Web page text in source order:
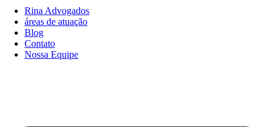
Rina Advogados
áreas de atuação
Blog
Contato
Nossa Equipe